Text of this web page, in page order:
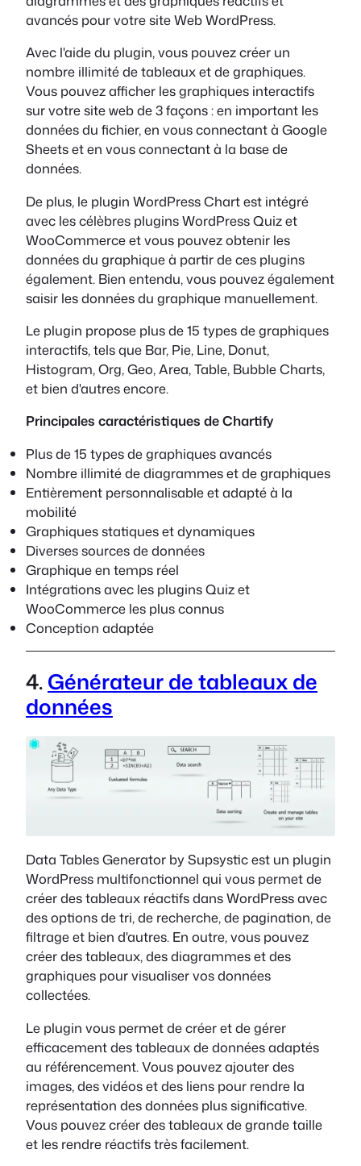
avancés pour votre site Web WordPress.
Avec l'aide du plugin, vous pouvez créer un
nombre illimité de tableaux et de graphiques.
Vous pouvez afficher les graphiques interactifs
sur votre site web de 3 façons : en important les
données du fichier, en vous connectant à Google
Sheets et en vous connectant à la base de
données.
De plus, le plugin WordPress Chart est intégré
avec les célèbres plugins WordPress Quiz et
WooCommerce et vous pouvez obtenir les
données du graphique à partir de ces plugins
également. Bien entendu, vous pouvez également
saisir les données du graphique manuellement.
Le plugin propose plus de 15 types de graphiques
interactifs, tels que Bar, Pie, Line, Donut,
Histogram, Org, Geo, Area, Table, Bubble Charts,
et bien d'autres encore.
Principales caractéristiques de Chartify
Plus de 15 types de graphiques avancés
Nombre illimité de diagrammes et de graphiques
Entièrement personnalisable et adapté à la
mobilité
Graphiques statiques et dynamiques
Diverses sources de données
Graphique en temps réel
Intégrations avec les plugins Quiz et
WooCommerce les plus connus
Conception adaptée
4.Générateur de tableaux de
données
Data Tables Generator by Supsystic est un plugin
WordPress multifonctionnel qui vous permet de
créer des tableaux réactifs dans WordPress avec
des options de tri, de recherche, de pagination, de
filtrage et bien d'autres. En outre, vous pouvez
créer des tableaux, des diagrammes et des
graphiques pour visualiser vos données
collectées.
Le plugin vous permet de créer et de gérer
efficacement des tableaux de données adaptés
au référencement. Vous pouvez ajouter des
images, des vidéos et des liens pour rendre la
représentation des données plus significative.
Vous pouvez créer des tableaux de grande taille
et les rendre réactifs très facilement.